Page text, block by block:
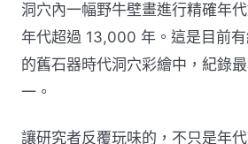
洞穴內一幅野牛壁畫進行精確年
年代超過 13,000 年。這是目前
的舊石器時代洞穴彩繪中，紀錄
一。
讓研究者反覆玩味的，不只是年